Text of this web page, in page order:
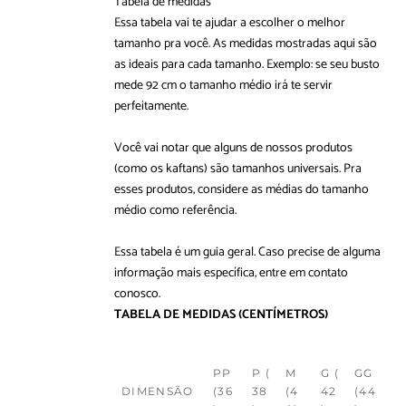
Essa tabela vai te ajudar a escolher o melhor
tamanho pra você. As medidas mostradas aqui são
as ideais para cada tamanho. Exemplo: se seu busto
mede 92 cm o tamanho médio irá te servir
perfeitamente.
Você vai notar que alguns de nossos produtos
(como os kaftans) são tamanhos universais. Pra
esses produtos, considere as médias do tamanho
médio como referência.
Essa tabela é um guia geral. Caso precise de alguma
informação mais específica, entre emcontato
conosco.
TABELA DE MEDIDAS(CENTÍMETROS)
DIMENSÃO
PP
(36
P (
38
M
(4
G (
42
GG
(44